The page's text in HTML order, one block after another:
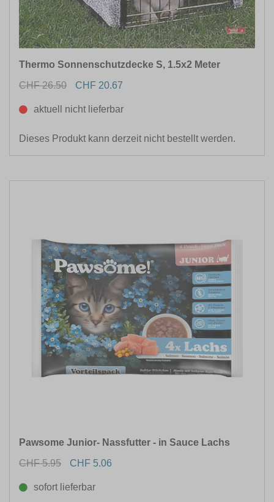
Thermo Sonnenschutzdecke S, 1.5x2 Meter
CHF 26.50
CHF 20.67
aktuell nicht lieferbar
Dieses Produkt kann derzeit nicht bestellt werden.
Pawsome Junior- Nassfutter - in Sauce Lachs
CHF 5.95
CHF 5.06
sofort lieferbar